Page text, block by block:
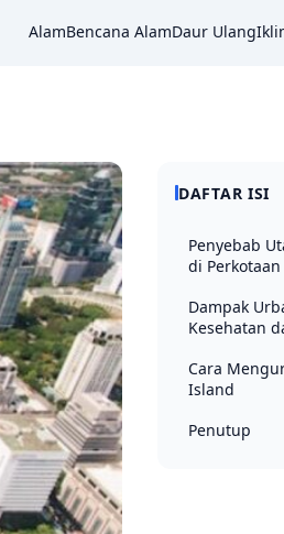
AlamBencana AlamDaur Ulang
DAFTAR ISI
Penyebab
di Perkotaan
Dampak
Kesehatan
Cara
Island
Penutup